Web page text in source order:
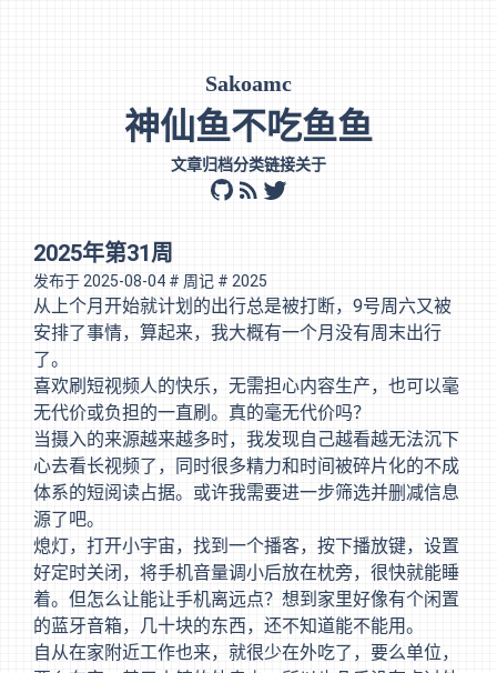
Sakoamc
神仙鱼不吃鱼鱼
文章归档分类链接关于
github
rss twitter
2025年第31周
发布于 2025-08-04 # 周记 # 2025
从上个月开始就计划的出行总是被打断，9号周六又被
安排了事情，算起来，我大概有一个月没有周末出行
了。
喜欢刷短视频人的快乐，无需担心内容生产，也可以毫
无代价或负担的一直刷。真的毫无代价吗？
当摄入的来源越来越多时，我发现自己越看越无法沉下
心去看长视频了，同时很多精力和时间被碎片化的不成
体系的短阅读占据。或许我需要进一步筛选并删减信息
源了吧。
熄灯，打开小宇宙，找到一个播客，按下播放键，设置
好定时关闭，将手机音量调小后放在枕旁，很快就能睡
着。但怎么让能让手机离远点？想到家里好像有个闲置
的蓝牙音箱，几十块的东西，还不知道能不能用。
自从在家附近工作也来，就很少在外吃了，要么单位，